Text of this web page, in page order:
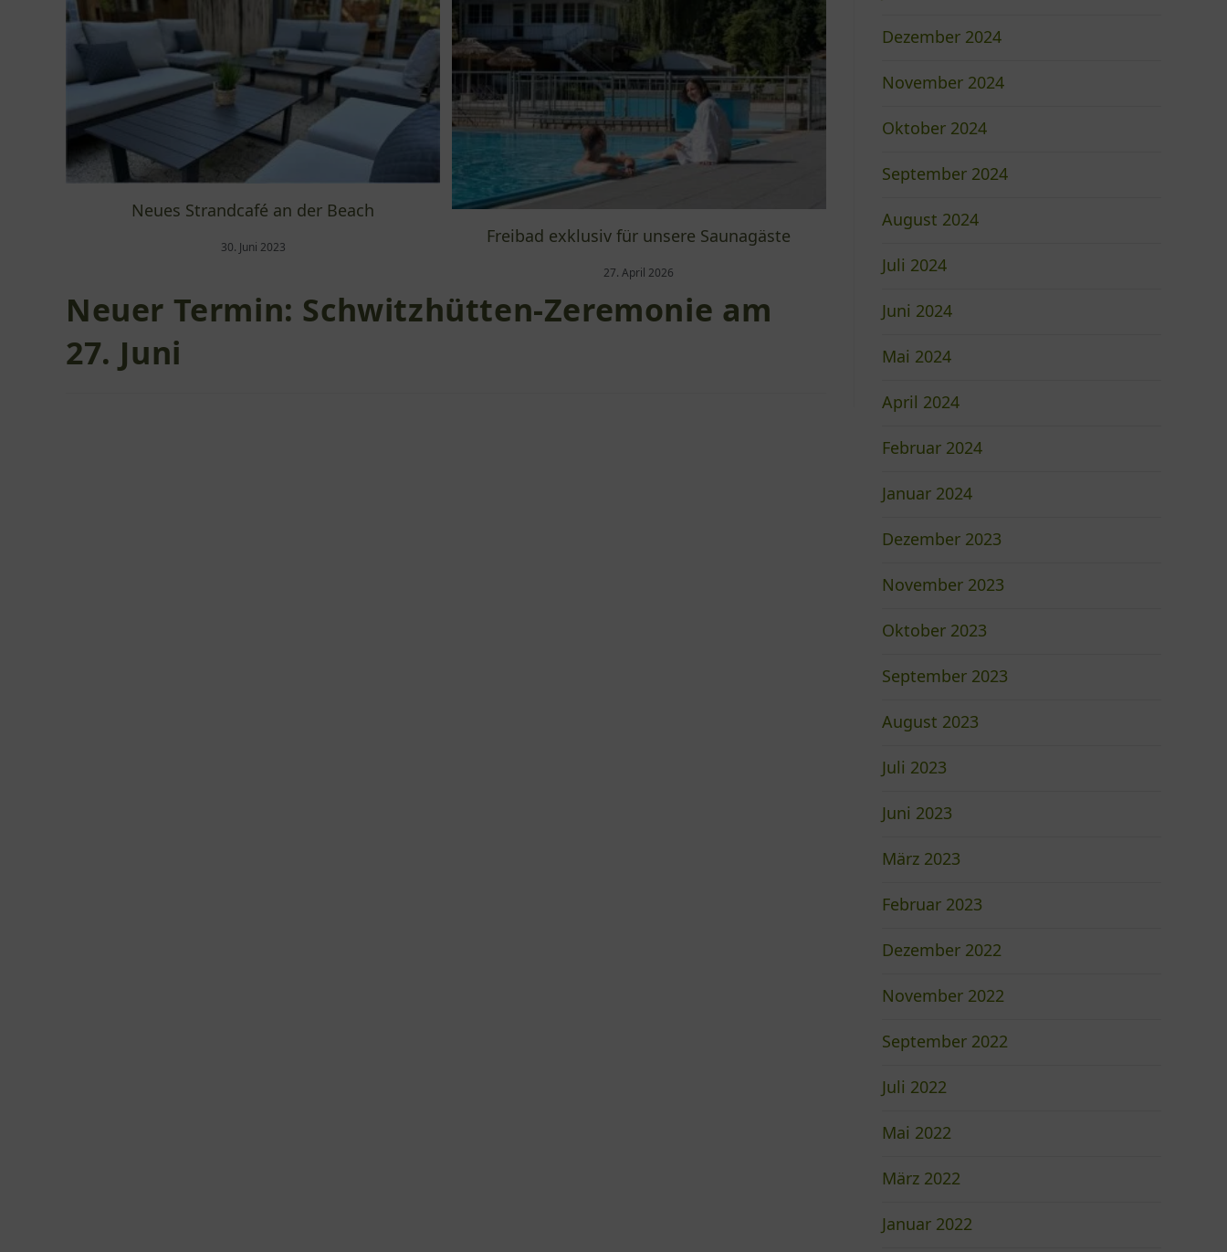
Neues Strandcafé an der Beach
30. Juni 2023
Freibad exklusiv für unsere Saunagäste
27. April 2026
Neuer Termin: Schwitzhütten-Zeremonie am
27. Juni
Dezember 2024
November 2024
Oktober 2024
September 2024
August 2024
Juli 2024
Juni 2024
Mai 2024
April 2024
Februar 2024
Januar 2024
Dezember 2023
November 2023
Oktober 2023
September 2023
August 2023
Juli 2023
Juni 2023
März 2023
Februar 2023
Dezember 2022
November 2022
September 2022
Juli 2022
Mai 2022
März 2022
Januar 2022